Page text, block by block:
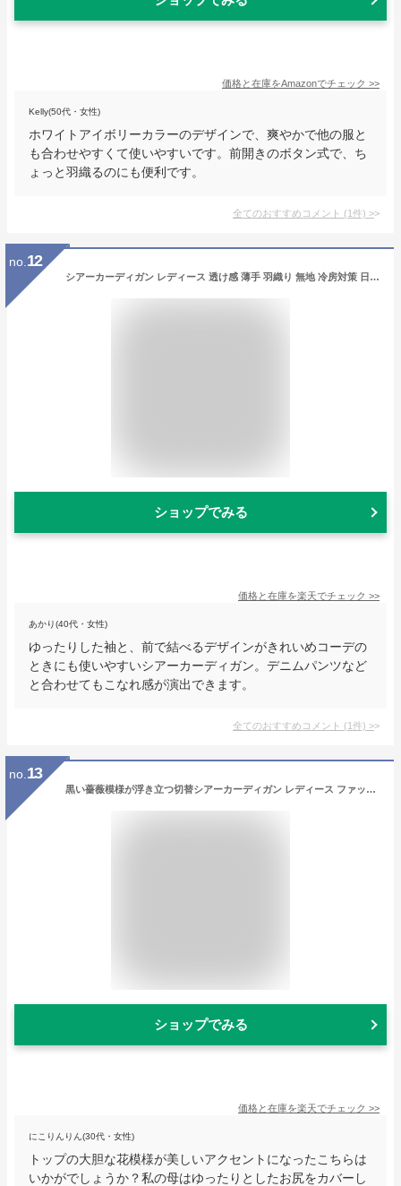
価格と在庫をAmazonでチェック >>
Kelly(50代・女性)
ホワイトアイボリーカラーのデザインで、爽やかで他の服と
も合わせやすくて使いやすいです。前開きのボタン式で、ち
ょっと羽織るのにも便利です。
全てのおすすめコメント (1件) >
no. 12
シアーカーディガン レディース 透け感 薄手 羽織り 無地 冷房対策 日焼け対策 ショート丈 ゆったり シフォン トップス シンプル アウター 春夏 カーディガン 裾リボン 結び シャツブラウス ブラック ホワイト ミントグリーン ラベンダー
ショップでみる
価格と在庫を楽天でチェック >>
あかり(40代・女性)
ゆったりした袖と、前で結べるデザインがきれいめコーデの
ときにも使いやすいシアーカーディガン。デニムパンツなど
と合わせてもこなれ感が演出できます。
全てのおすすめコメント (1件) >
no. 13
黒い薔薇模様が浮き立つ切替シアーカーディガン レディース ファッション アウター カーディガン 羽織り 黒 ブラック 花 大人可愛い 40代 レディースファッション 50代女性 ファッション 60代 ミセスファッション サワアラモード sawaalamode otona 【4月26日20時販売新作】
ショップでみる
価格と在庫を楽天でチェック >>
にこりんりん(30代・女性)
トップの大胆な花模様が美しいアクセントになったこちらは
いかがでしょうか？私の母はゆったりとしたお尻をカバーし